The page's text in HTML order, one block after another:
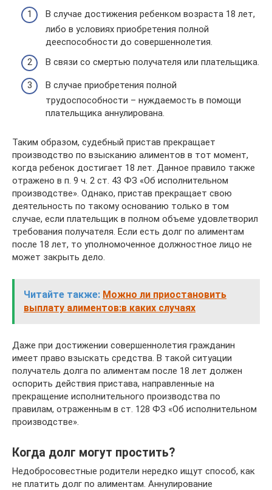
В случае достижения ребенком возраста 18 лет,
либо в условиях приобретения полной
дееспособности до совершеннолетия.
В связи со смертью получателя или плательщика.
В случае приобретения полной
трудоспособности – нуждаемость в помощи
плательщика аннулирована.
Таким образом, судебный пристав прекращает
производство по взысканию алиментов в тот момент,
когда ребенок достигает 18 лет. Данное правило также
отражено в п. 9 ч. 2 ст. 43 ФЗ «Об исполнительном
производстве». Однако, пристав прекращает свою
деятельность по такому основанию только в том
случае, если плательщик в полном объеме удовлетворил
требования получателя. Если есть долг по алиментам
после 18 лет, то уполномоченное должностное лицо не
может закрыть дело.
Читайте также: Можно ли приостановить
выплату алиментов:в каких случаях
Даже при достижении совершеннолетия гражданин
имеет право взыскать средства. В такой ситуации
получатель долга по алиментам после 18 лет должен
оспорить действия пристава, направленные на
прекращение исполнительного производства по
правилам, отраженным в ст. 128 ФЗ «Об исполнительном
производстве».
Когда долг могут простить?
Недобросовестные родители нередко ищут способ, как
не платить долг по алиментам. Аннулирование